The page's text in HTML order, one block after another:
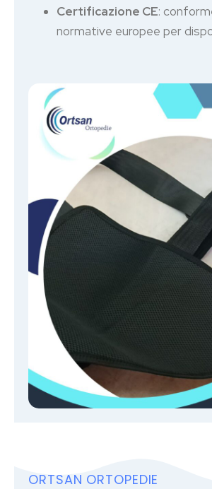
Certificazione CE:
normative europee per
ORTSAN ORTOPEDIE